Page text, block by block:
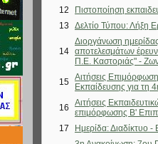
12
Πιστοποίηση
13
Δελτίο Τύπου: Λήξη
14
Διοργάνωση
αποτελεσμάτων
Π.Ε. Καστοριάς" -
15 Αιτήσεις
Εκπαίδευσης για τη
16
Αιτήσεις
επιμόρφωσης Β'
17
Ημερίδα: Διαδίκτυο -